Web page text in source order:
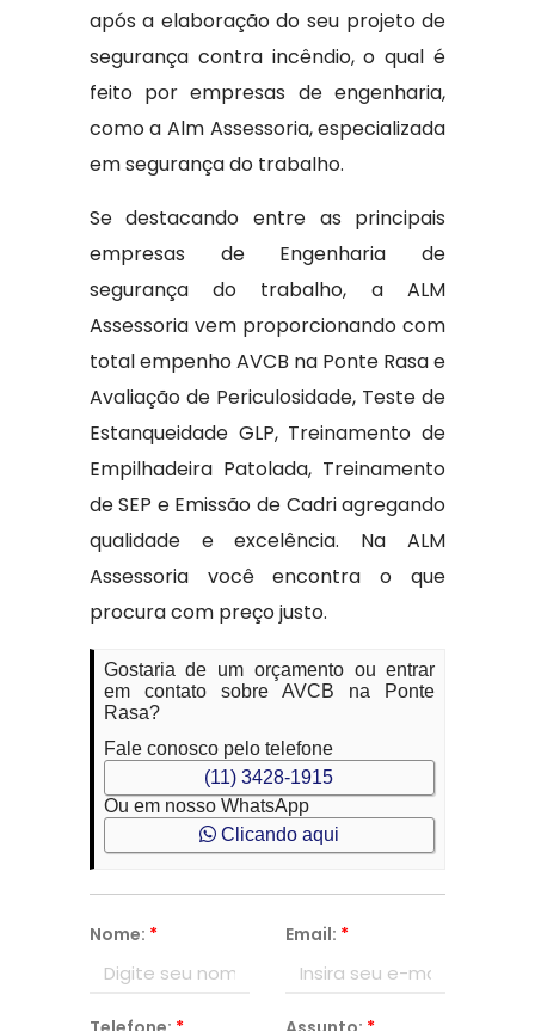
após a elaboração do seu projeto de
segurança contra incêndio, o qual é
feito por empresas de engenharia,
como a Alm Assessoria, especializada
em segurança do trabalho.
Se destacando entre as principais
empresas de Engenharia de
segurança do trabalho, a ALM
Assessoria vem proporcionando com
total empenho AVCB na Ponte Rasa e
Avaliação de Periculosidade, Teste de
Estanqueidade GLP, Treinamento de
Empilhadeira Patolada, Treinamento
de SEP e Emissão de Cadri agregando
qualidade e excelência. Na ALM
Assessoria você encontra o que
procura com preço justo.
Gostaria de um orçamento ou entrar
em contato sobre AVCB na Ponte
Rasa?
Fale conosco pelo telefone
(11) 3428-1915
Ou em nosso WhatsApp
Clicando aqui
Nome: * Email: *